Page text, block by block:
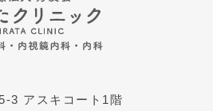
3 アスキコート1階